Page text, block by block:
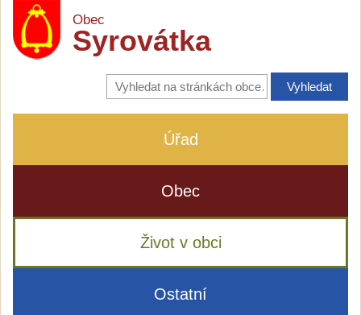
Obec
Syrovátka
Vyhledávání
na
stránkách
Úřad
Obec
Život v obci
Ostatní